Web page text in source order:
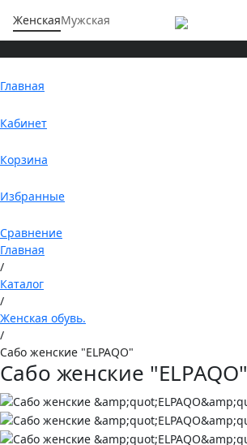
ЖенскаяМужская
Главная
Кабинет
Корзина
Избранные
Сравнение
Главная
/
Каталог
/
Женская обувь.
/
Сабо женские "ELPAQO"
Сабо женские "ELPAQO"